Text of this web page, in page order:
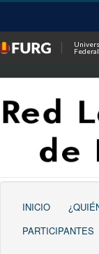
INICIO
PARTICIPANTES